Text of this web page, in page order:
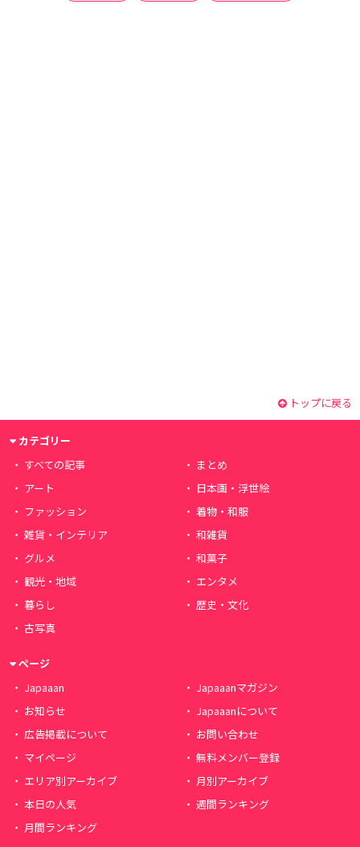
トップに戻る
カテゴリー
すべての記事
まとめ
アート
日本画・浮世絵
ファッション
着物・和服
雑貨・インテリア
和雑貨
グルメ
和菓子
観光・地域
エンタメ
暮らし
歴史・文化
古写真
ページ
Japaaan
Japaaanマガジン
お知らせ
Japaaanについて
広告掲載について
お問い合わせ
マイページ
無料メンバー登録
エリア別アーカイブ
月別アーカイブ
本日の人気
週間ランキング
月間ランキング